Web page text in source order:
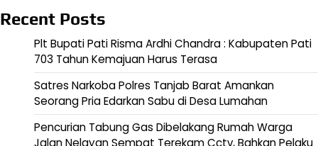
Recent Posts
Plt Bupati Pati Risma Ardhi Chandra : Kabupaten Pati
703 Tahun Kemajuan Harus Terasa
Satres Narkoba Polres Tanjab Barat Amankan
Seorang Pria Edarkan Sabu di Desa Lumahan
Pencurian Tabung Gas Dibelakang Rumah Warga
Jalan Nelayan Sempat Terekam Cctv, Bahkan Pelaku